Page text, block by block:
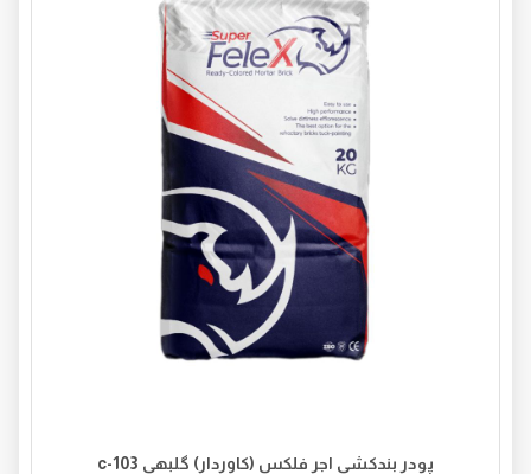
پودر بندکشی اجر فلکس (کاوردار) گلبهی c-103